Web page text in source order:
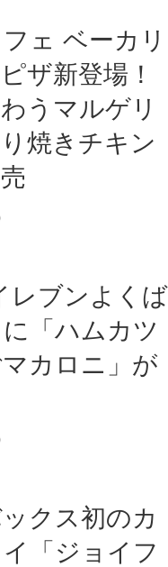
ェ ベーカリ
ザ新登場！
うマルゲリ
焼きチキン
レブンよくば
「ハムカツ
カロニ」が
クス初のカ
「ジョイフ